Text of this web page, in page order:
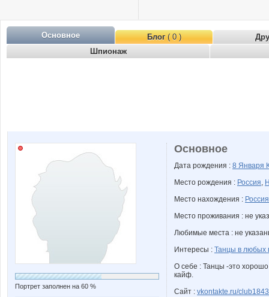
Основное Блог( 0 )
Шпионаж
Портрет заполнен на 60 %
Основное
Дата рождения : 8 Января
Место рождения : Россия,
Место нахождения : Россия
Место проживания : не
Любимые места : не
Интересы : Танцы в любых
О себе : Танцы -это
кайф.
Сайт : vkontakte.ru/